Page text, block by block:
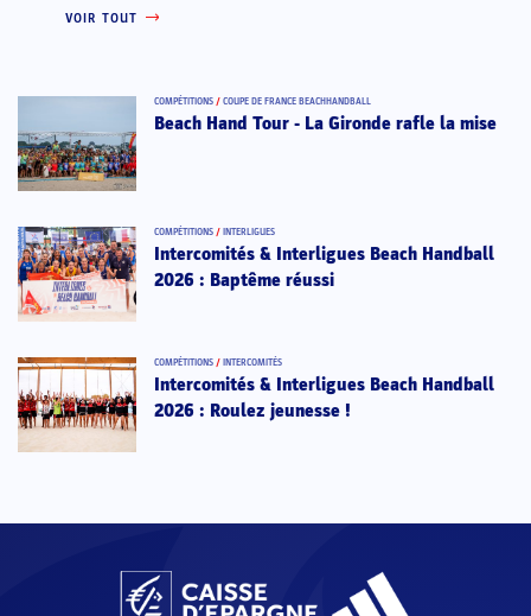
VOIR TOUT
COMPÉTITIONS / COUPE DE FRANCE BEACHHANDBALL
Beach Hand Tour - La Gironde rafle la mise
COMPÉTITIONS / INTERLIGUES
Intercomités & Interligues Beach Handball
2026 : Baptême réussi
COMPÉTITIONS / INTERCOMITÉS
Intercomités & Interligues Beach Handball
2026 : Roulez jeunesse !